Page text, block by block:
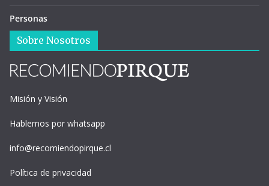
Personas
Sobre Nosotros
Misión y Visión
Hablemos por whatsapp
info@recomiendopirque.cl
Política de privacidad